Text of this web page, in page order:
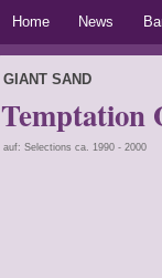
Home News
GIANT SAND
Temptation
auf: Selections ca. 1990 - 2000